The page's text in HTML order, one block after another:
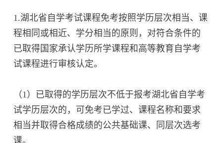
1.湖北省自学考试课程免考按照学历层次相当、课
程相同或相近、学分相当的原则，对符合条件的
已取得国家承认学历所学课程和高等教育自学考
试课程进行审核认定。
（1）已取得的学历层次不低于报考湖北省自学考
试学历层次的，可免考已学过、课程名称和要求
相当并取得合格成绩的公共基础课、同层次选考
课。